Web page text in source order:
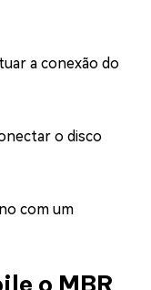
a conexão do
o disco
com um
o MBR